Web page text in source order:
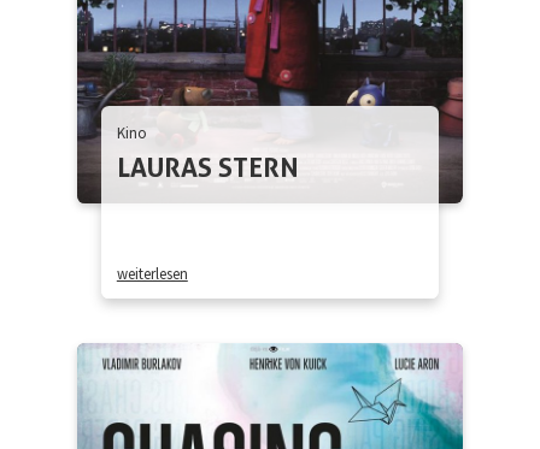
Kino
LAURAS STERN
weiterlesen